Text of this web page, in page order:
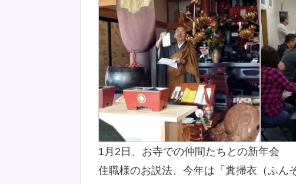
1月2日、お寺での仲間たちとの新年会
住職様のお説法、今年は「糞掃衣（ふん